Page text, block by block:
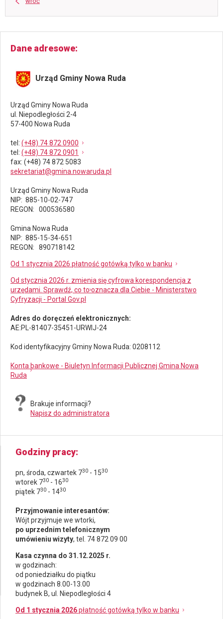
Dane adresowe
Urząd Gminy Nowa Ruda
Urząd Gminy Nowa Ruda
ul. Niepodległości 2-4
57-400 Nowa Ruda
tel : (+48) 74 872 0900
tel : (+48) 74 872 0901
fax: (+48) 74 872 5083
sekretariat@gmina.nowaruda.pl
Urząd Gminy Nowa Ruda
NIP: 885-10-02-747
REGON: 000536580
Gmina Nowa Ruda
NIP: 885-15-34-651
REGON: 890718142
Od 1 stycznia 2026 płatność gotówką tylko w banku
Od stycznia 2026 r. zmienia się cyfrowa korespondencja z
urzędami. Sprawdź, co to oznacza dla Ciebie - Ministerstwo
Cyfryzacji - Portal Gov.pl
Adres do doręczeń elektronicznych:
AE:PL-81407-35451-URWIJ-24
Kod identyfikacyjny Gminy Nowa Ruda: 0208112
Konta bankowe - Biuletyn Informacji Publicznej Gmina Nowa
Ruda
Brakuje informacji?
Napisz do administratora
Godziny pracy
pn, środa, czwartek 730 - 1530
wtorek 730 - 1630
piątek 730 - 1430
Przyjmowanie interesantów:
Wójt przyjmuje we wtorki,
po uprzednim telefonicznym
umówieniu wizyty, tel. 74 872 09 00
Kasa czynna do 31.12.2025 r.
w godzinach:
od poniedziałku do piątku
w godzinach 8.00-13.00
budynek B, ul. Niepodległości 4
Od 1 stycznia 2026płatność gotówką tylko w banku